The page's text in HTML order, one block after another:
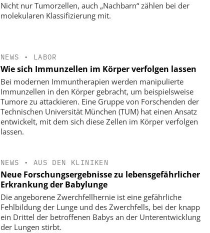
Nicht nur Tumorzellen, auch „Nachbarn“ zählen bei der
molekularen Klassifizierung mit.
NEWS • LABOR
Wie sich Immunzellen im Körper verfolgen lassen
Bei modernen Immuntherapien werden manipulierte
Immunzellen in den Körper gebracht, um beispielsweise
Tumore zu attackieren. Eine Gruppe von Forschenden der
Technischen Universität München (TUM) hat einen Ansatz
entwickelt, mit dem sich diese Zellen im Körper verfolgen
lassen.
NEWS • AUS DEN KLINIKEN
Neue Forschungsergebnisse zu lebensgefährlicher
Erkrankung der Babylunge
Die angeborene Zwerchfellhernie ist eine gefährliche
Fehlbildung der Lunge und des Zwerchfells, bei der knapp
ein Drittel der betroffenen Babys an der Unterentwicklung
der Lungen stirbt.